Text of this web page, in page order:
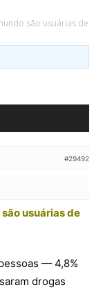
são usuárias de
#29492
usuárias de
— 4,8%
drogas